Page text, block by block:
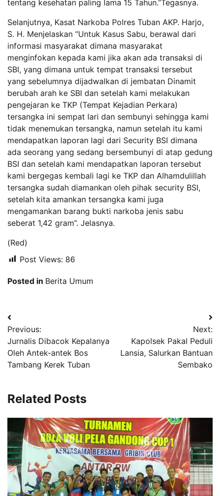
tentang kesehatan paling lama 15 Tahun.”Tegasnya.
Selanjutnya, Kasat Narkoba Polres Tuban AKP. Harjo,
S. H. Menjelaskan “Untuk Kasus Sabu, berawal dari
informasi masyarakat dimana masyarakat
menginfokan kepada kami jika akan ada transaksi di
SBI, yang dimana untuk tempat transaksi tersebut
yang sebelumnya dijadwalkan di jembatan Dinamit
berubah arah ke SBI dan setelah kami melakukan
pengejaran ke TKP (Tempat Kejadian Perkara)
tersangka ini sempat lari dan sembunyi sehingga kami
tidak menemukan tersangka, namun setelah itu kami
mendapatkan laporan lagi dari Security BSI dimana
ada seorang yang sedang bersembunyi di atap gedung
BSI dan setelah kami mendapatkan laporan tersebut
kami bergegas kembali lagi ke TKP dan Alhamdulillah
tersangka sudah diamankan oleh pihak security BSI,
setelah kita amankan tersangka kami juga
mengamankan barang bukti narkoba jenis sabu
seberat 1,42 gram”. Jelasnya.
(Red)
Post Views: 86
Posted in Berita Umum
Navigasi
pos
Previous:
Jurnalis Dibacok Kepalanya
Oleh Antek-antek Bos
Tambang Kerek Tuban
Next:
Kapolsek Pakal Peduli
Lansia, Salurkan Bantuan
Sembako
Related Posts